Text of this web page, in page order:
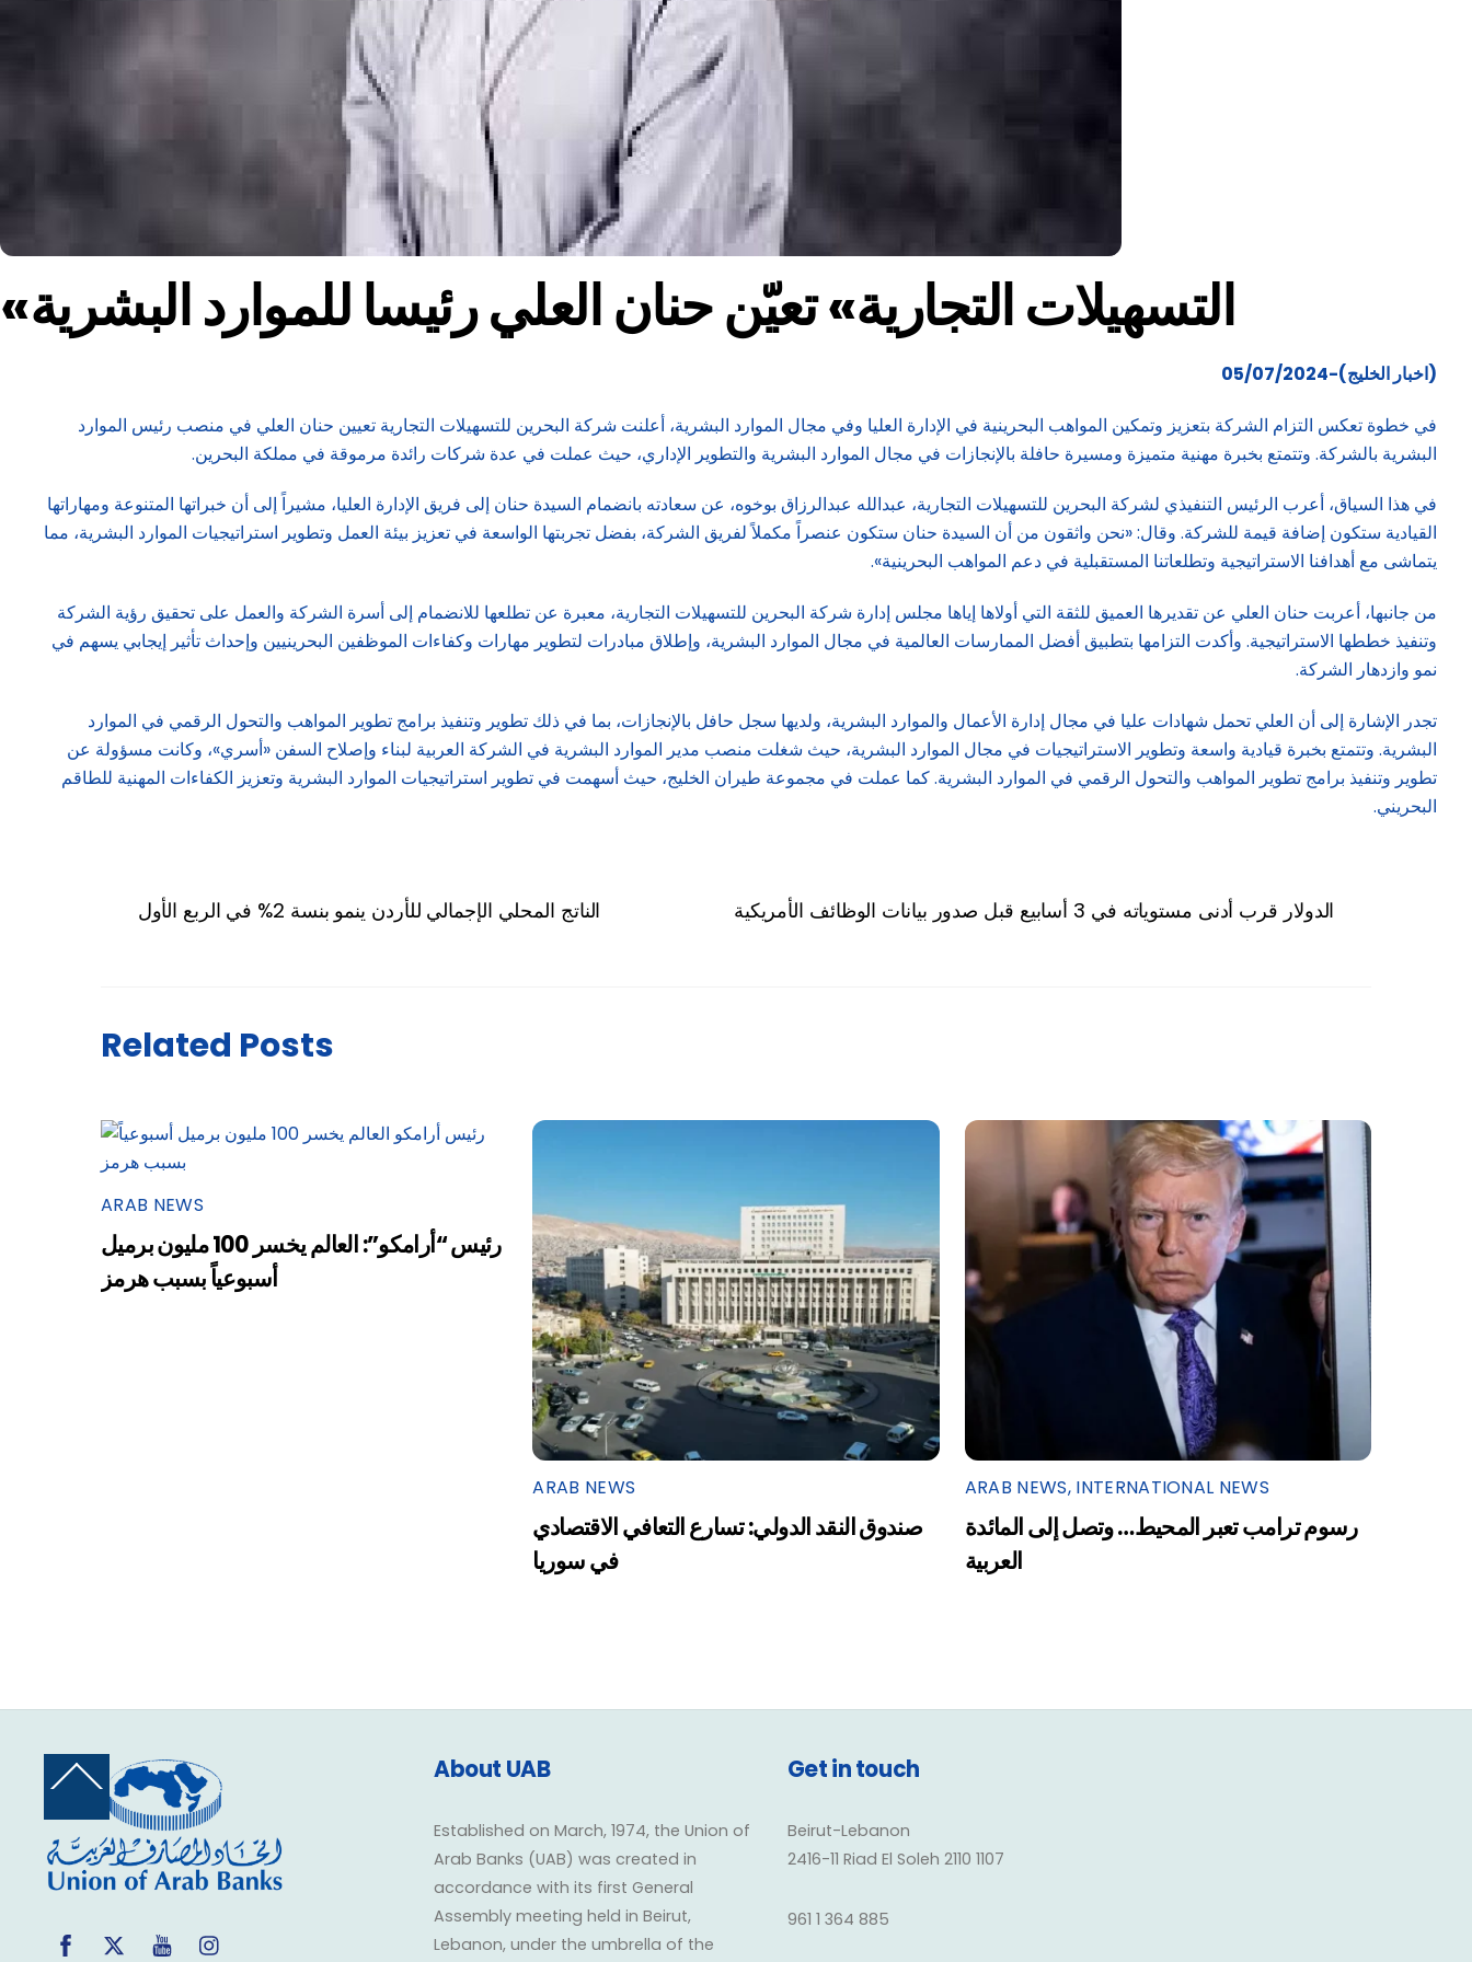
«التسهيلات التجارية» تعيّن حنان العلي رئيسا للموارد البشرية
(اخبار الخليج)-05/07/2024
في خطوة تعكس التزام الشركة بتعزيز وتمكين المواهب البحرينية في الإدارة العليا وفي مجال الموارد البشرية، أعلنت شركة البحرين للتسهيلات التجارية تعيين حنان العلي في منصب رئيس الموارد
البشرية بالشركة. وتتمتع بخبرة مهنية متميزة ومسيرة حافلة بالإنجازات في مجال الموارد البشرية والتطوير الإداري، حيث عملت في عدة شركات رائدة مرموقة في مملكة البحرين.
في هذا السياق، أعرب الرئيس التنفيذي لشركة البحرين للتسهيلات التجارية، عبدالله عبدالرزاق بوخوه، عن سعادته بانضمام السيدة حنان إلى فريق الإدارة العليا، مشيراً إلى أن خبراتها المتنوعة ومهاراتها
القيادية ستكون إضافة قيمة للشركة. وقال: «نحن واثقون من أن السيدة حنان ستكون عنصراً مكملاً لفريق الشركة، بفضل تجربتها الواسعة في تعزيز بيئة العمل وتطوير استراتيجيات الموارد البشرية، مما
يتماشى مع أهدافنا الاستراتيجية وتطلعاتنا المستقبلية في دعم المواهب البحرينية».
من جانبها، أعربت حنان العلي عن تقديرها العميق للثقة التي أولاها إياها مجلس إدارة شركة البحرين للتسهيلات التجارية، معبرة عن تطلعها للانضمام إلى أسرة الشركة والعمل على تحقيق رؤية الشركة
وتنفيذ خططها الاستراتيجية. وأكدت التزامها بتطبيق أفضل الممارسات العالمية في مجال الموارد البشرية، وإطلاق مبادرات لتطوير مهارات وكفاءات الموظفين البحرينيين وإحداث تأثير إيجابي يسهم في
نمو وازدهار الشركة.
تجدر الإشارة إلى أن العلي تحمل شهادات عليا في مجال إدارة الأعمال والموارد البشرية، ولديها سجل حافل بالإنجازات، بما في ذلك تطوير وتنفيذ برامج تطوير المواهب والتحول الرقمي في الموارد
البشرية. وتتمتع بخبرة قيادية واسعة وتطوير الاستراتيجيات في مجال الموارد البشرية، حيث شغلت منصب مدير الموارد البشرية في الشركة العربية لبناء وإصلاح السفن «أسري»، وكانت مسؤولة عن
تطوير وتنفيذ برامج تطوير المواهب والتحول الرقمي في الموارد البشرية. كما عملت في مجموعة طيران الخليج، حيث أسهمت في تطوير استراتيجيات الموارد البشرية وتعزيز الكفاءات المهنية للطاقم
البحريني.
الناتج المحلي الإجمالي للأردن ينمو بنسة 2% في الربع الأول الدولار قرب أدنى مستوياته في 3 أسابيع قبل صدور بيانات الوظائف الأمريكية
Related Posts
ARAB NEWS
رئيس “أرامكو”: العالم يخسر 100 مليون برميل
أسبوعياً بسبب هرمز
ARAB NEWS
صندوق النقد الدولي: تسارع التعافي الاقتصادي
في سوريا
ARAB NEWS, INTERNATIONAL NEWS
رسوم ترامب تعبر المحيط… وتصل إلى المائدة
العربية
Back
Top
FacebookTwitter YouTube
About UAB
Established on March, 1974, the Union of
Arab Banks (UAB) was created in
accordance with its first General
Assembly meeting held in Beirut,
Lebanon, under the umbrella of the
Get in touch
Beirut-Lebanon
2416-11 Riad El Soleh 2110 1107
961 1 364 885